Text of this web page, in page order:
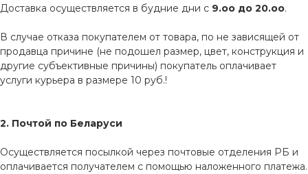
Доставка осуществляется в будние дни с 9.оо до 20.оо.
В случае отказа покупателем от товара, по не зависящей от
продавца причине (не подошел размер, цвет, конструкция и
другие субъективные причины) покупатель оплачивает
услуги курьера в размере 10 руб.!
2. Почтой по Беларуси
Осуществляется посылкой через почтовые отделения РБ и
оплачивается получателем с помощью наложенного платежа.